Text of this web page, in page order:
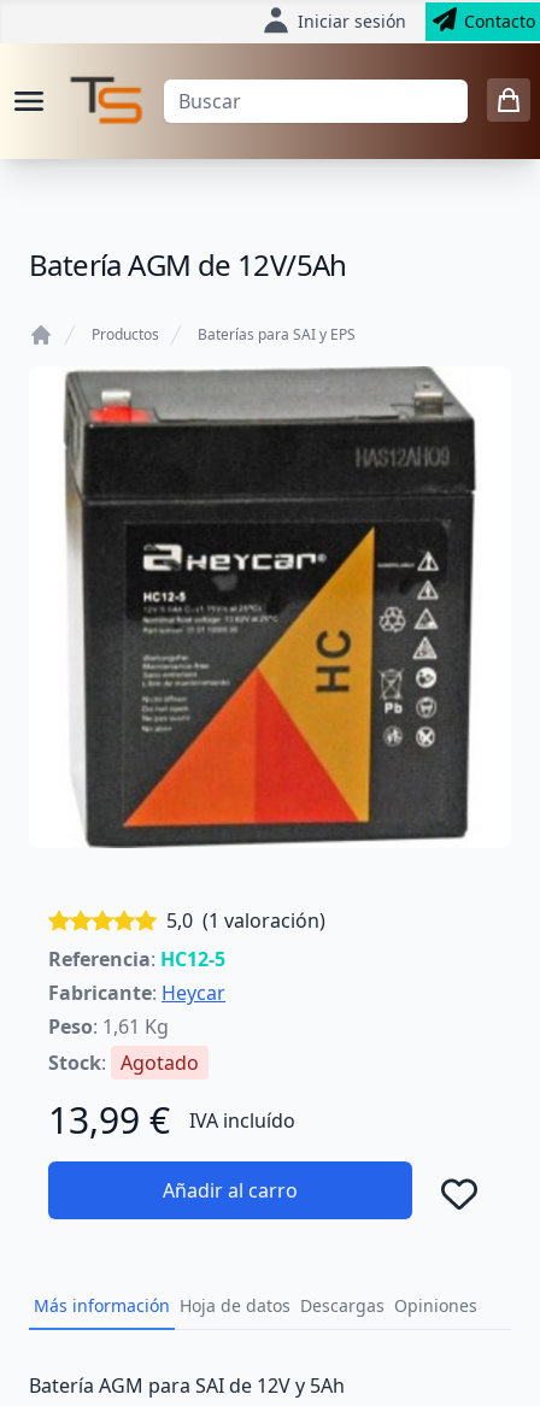
Iniciar sesión Contacto
Batería AGM de 12V/5Ah
Productos Baterías para SAI y EPS
5,0 (1 valoración)
Referencia: HC12-5
Fabricante: Heycar
Peso: 1,61 Kg
Stock: Agotado
13,99 € IVA incluído
Añadir al carro
Más información Hoja de datos Descargas Opiniones
Description
Batería AGM para SAI de 12V y 5Ah